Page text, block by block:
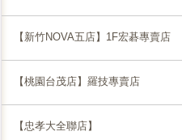
【新竹NOVA五店】1F宏碁專賣店
【桃園台茂店】羅技專賣店
【忠孝大全聯店】